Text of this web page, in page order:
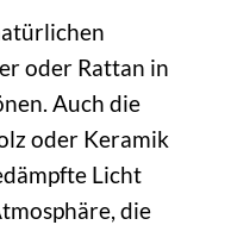
oder Rattan in
Auch die
oder Keramik
Licht
die